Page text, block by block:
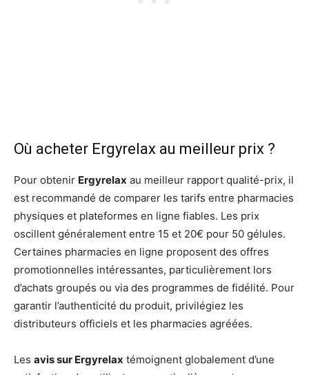
Où acheter Ergyrelax au meilleur prix ?
Pour obtenir Ergyrelax au meilleur rapport qualité-prix, il
est recommandé de comparer les tarifs entre pharmacies
physiques et plateformes en ligne fiables. Les prix
oscillent généralement entre 15 et 20€ pour 50 gélules.
Certaines pharmacies en ligne proposent des offres
promotionnelles intéressantes, particulièrement lors
d’achats groupés ou via des programmes de fidélité. Pour
garantir l’authenticité du produit, privilégiez les
distributeurs officiels et les pharmacies agréées.
Les avis sur Ergyrelax témoignent globalement d’une